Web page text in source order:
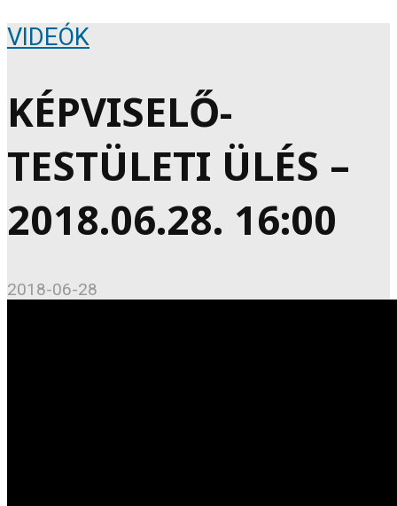
VIDEÓK
KÉPVISELŐ-
TESTÜLETI ÜLÉS –
2018.06.28. 16:00
2018-06-28